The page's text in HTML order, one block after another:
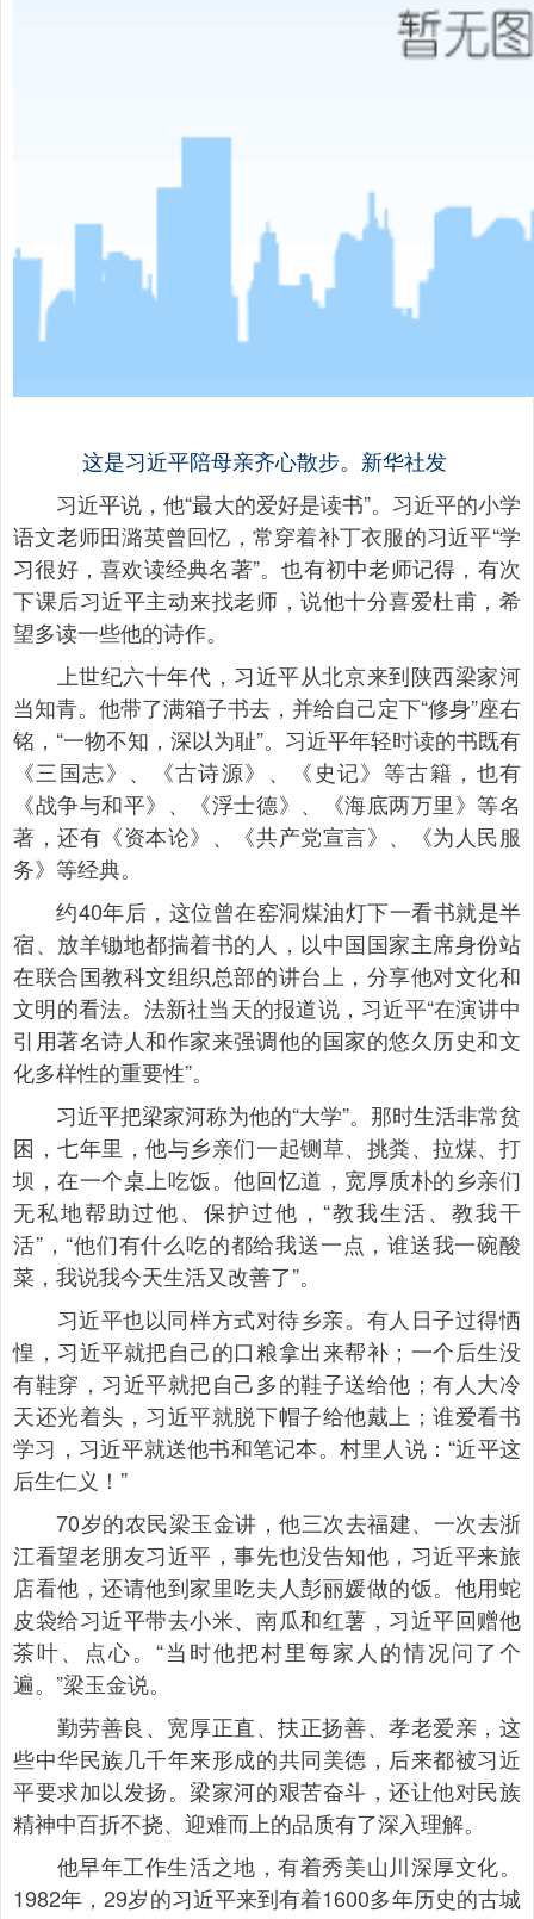
这是习近平陪母亲齐心散步。新华社发
习近平说，他“最大的爱好是读书”。习近平的小学
语文老师田潞英曾回忆，常穿着补丁衣服的习近平“学
习很好，喜欢读经典名著”。也有初中老师记得，有次
下课后习近平主动来找老师，说他十分喜爱杜甫，希
望多读一些他的诗作。
上世纪六十年代，习近平从北京来到陕西梁家河
当知青。他带了满箱子书去，并给自己定下“修身”座右
铭，“一物不知，深以为耻”。习近平年轻时读的书既有
《三国志》、《古诗源》、《史记》等古籍，也有
《战争与和平》、《浮士德》、《海底两万里》等名
著，还有《资本论》、《共产党宣言》、《为人民服
务》等经典。
约40年后，这位曾在窑洞煤油灯下一看书就是半
宿、放羊锄地都揣着书的人，以中国国家主席身份站
在联合国教科文组织总部的讲台上，分享他对文化和
文明的看法。法新社当天的报道说，习近平“在演讲中
引用著名诗人和作家来强调他的国家的悠久历史和文
化多样性的重要性”。
习近平把梁家河称为他的“大学”。那时生活非常贫
困，七年里，他与乡亲们一起铡草、挑粪、拉煤、打
坝，在一个桌上吃饭。他回忆道，宽厚质朴的乡亲们
无私地帮助过他、保护过他，“教我生活、教我干
活”，“他们有什么吃的都给我送一点，谁送我一碗酸
菜，我说我今天生活又改善了”。
习近平也以同样方式对待乡亲。有人日子过得恓
惶，习近平就把自己的口粮拿出来帮补；一个后生没
有鞋穿，习近平就把自己多的鞋子送给他；有人大冷
天还光着头，习近平就脱下帽子给他戴上；谁爱看书
学习，习近平就送他书和笔记本。村里人说：“近平这
后生仁义！”
70岁的农民梁玉金讲，他三次去福建、一次去浙
江看望老朋友习近平，事先也没告知他，习近平来旅
店看他，还请他到家里吃夫人彭丽媛做的饭。他用蛇
皮袋给习近平带去小米、南瓜和红薯，习近平回赠他
茶叶、点心。“当时他把村里每家人的情况问了个
遍。”梁玉金说。
勤劳善良、宽厚正直、扶正扬善、孝老爱亲，这
些中华民族几千年来形成的共同美德，后来都被习近
平要求加以发扬。梁家河的艰苦奋斗，还让他对民族
精神中百折不挠、迎难而上的品质有了深入理解。
他早年工作生活之地，有着秀美山川深厚文化。
1982年，29岁的习近平来到有着1600多年历史的古城